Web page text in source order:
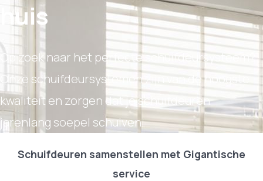
huis
Op zoek naar het perfecte schuifdeursysteem?
Onze schuifdeursystemen zijn van de hoogste
kwaliteit en zorgen dat je schuifdeuren
jarenlang soepel schuiven.
Schuifdeuren samenstellen met Gigantische
service